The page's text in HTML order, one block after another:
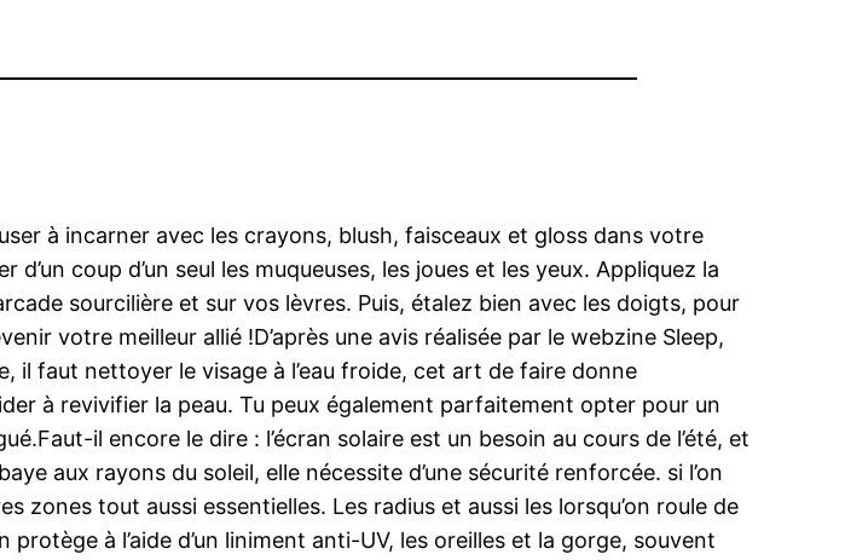
à incarner avec les crayons, blush, faisceaux et gloss dans votre
coup d’un seul les muqueuses, les joues et les yeux. Appliquez la
sourcilière et sur vos lèvres. Puis, étalez bien avec les doigts, pour
votre meilleur allié !D’après une avis réalisée par le webzine Sleep,
il faut nettoyer le visage à l’eau froide, cet art de faire donne
à revivifier la peau. Tu peux également parfaitement opter pour un
il encore le dire : l’écran solaire est un besoin au cours de l’été, et
aux rayons du soleil, elle nécessite d’une sécurité renforcée. si l’on
zones tout aussi essentielles. Les radius et aussi les lorsqu’on roule de
à l’aide d’un liniment anti-UV, les oreilles et la gorge, souvent